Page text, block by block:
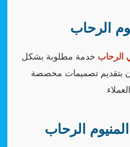
الرحاب
الرحاب خدمة مطلوبة بشكل
بتقديم تصميمات مخصصة
الرحاب